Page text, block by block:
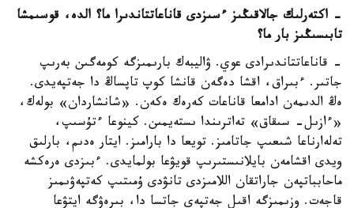
- اكتەرلىك جالاقىڭىز ءسىزدى قاناعاتتاندىرا ما؟ الدە، قوسىمشا
تابىسىڭىز بار ما؟
- قاناعاتتاندىرادى عوي. ۋاليبەك بارىمىزگە كومەگىن بەرىپ
جاتىر. ءبىراق، اقشا دەگەن قانشا كوپ تاپساڭ دا جەتپەيدى.
ەڭ الدىمەن ادامعا قاناعات كەرەك ەكەن. «شانشاردان» بولەك،
«ءازىل- سىقاق» تەاترىندا ىستەيمىن. كينوعا ءتۇسىپ،
تەلەارناعا شىعىپ جاتامىز. تويعا دا بارامىز. ايتار ەدىم، بارلىق
ويدى اقشامەن بايلانىستىرىپ قويۋعا بولمايدى. ءبىزدى ەرەكشە
ماحابباتپەن جاراتقان اللامىزدى تانۋدى ۇمىتىپ كەتپەۋىمىز
قاجەت. وزىمىزگە اقىل جەتپەي جاتسا دا، بىرەۋگە ايتۋعا